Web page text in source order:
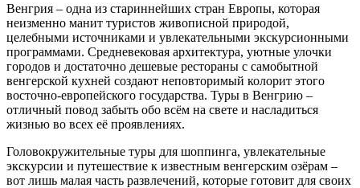
Венгрия – одна из стариннейших стран Европы, которая
неизменно манит туристов живописной природой,
целебными источниками и увлекательными экскурсионными
программами. Средневековая архитектура, уютные улочки
городов и достаточно дешевые рестораны с самобытной
венгерской кухней создают неповторимый колорит этого
восточно-европейского государства. Туры в Венгрию –
отличный повод забыть обо всём на свете и насладиться
жизнью во всех её проявлениях.
Головокружительные туры для шоппинга, увлекательные
экскурсии и путешествие к известным венгерским озёрам –
вот лишь малая часть развлечений, которые готовит для своих